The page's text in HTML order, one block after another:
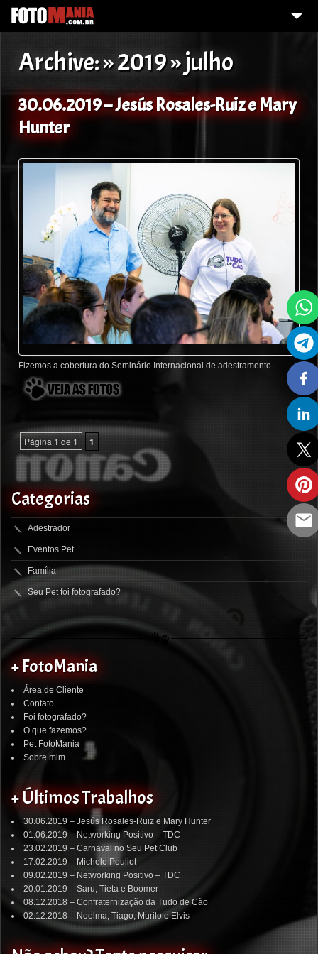
FOI FOTOGRAFADO?
GALERIA DE FOTOS
O QUE FAZEMOS?
DAMELHORQUALIDADE
Archive: » 2019 » julho
30.06.2019 – Jesús Rosales-Ruiz e Mary
Hunter
Fizemos a cobertura do Seminário Internacional de adestramento...
Página 1 de 1 1
Categorias
Adestrador
Eventos Pet
Família
Seu Pet foi fotografado?
+ FotoMania
Área de Cliente
Contato
Foi fotografado?
O que fazemos?
Pet FotoMania
Sobre mim
+ Últimos Trabalhos
30.06.2019 – Jesús Rosales-Ruiz e Mary Hunter
01.06.2019 – Networking Positivo – TDC
23.02.2019 – Carnaval no Seu Pet Club
17.02.2019 – Michele Pouliot
09.02.2019 – Networking Positivo – TDC
20.01.2019 – Saru, Tieta e Boomer
08.12.2018 – Confraternização da Tudo de Cão
02.12.2018 – Noelma, Tiago, Murilo e Elvis